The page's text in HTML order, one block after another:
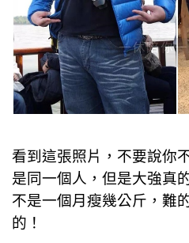
看到這張照片，不要說你
是同一個人，但是大強真
不是一個月瘦幾公斤，難
的！